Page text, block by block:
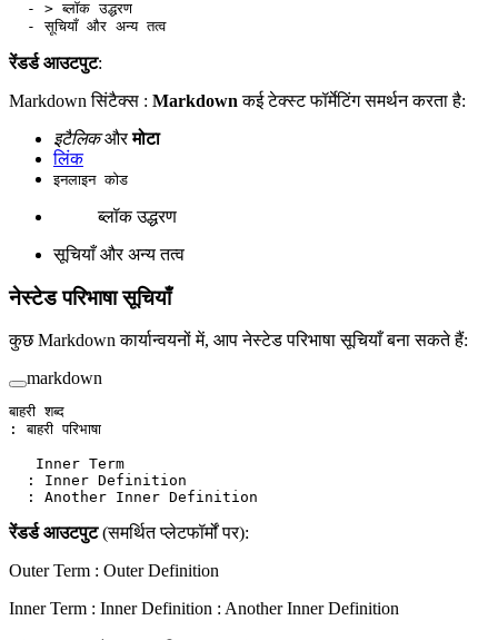
  -
> ब्लॉक उद्धरण
  -
सूचियाँ और अन्य तत्व
रेंडर्ड आउटपुट:
Markdown सिंटैक्स : Markdown कई टेक्स्ट फॉर्मेटिंग समर्थन करता है:
इटैलिकऔरमोटा
लिंक
इनलाइन कोड
ब्लॉक उद्धरण
सूचियाँ और अन्य तत्व
नेस्टेड परिभाषा सूचियाँ
कुछ Markdown कार्यान्वयनों में, आप नेस्टेड परिभाषा सूचियाँ बना सकते हैं:
markdown
बाहरी शब्द
: बाहरी परिभाषा
   Inner Term
  : Inner Definition
  : Another Inner Definition
रेंडर्ड आउटपुट(समर्थित प्लेटफॉर्मों पर):
Outer Term : Outer Definition
Inner Term : Inner Definition : Another Inner Definition